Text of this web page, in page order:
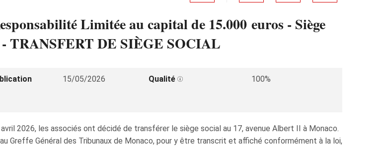
Limitée au capital de 15.000 euros - Siège
TRANSFERT DE SIÈGE SOCIAL
15/05/2026 Qualité
100%
2026, les associés ont décidé de transférer le siège social au 17, avenue Albert II à Monaco.
Greffe Général des Tribunaux de Monaco, pour y être transcrit et affiché conformément à la loi,